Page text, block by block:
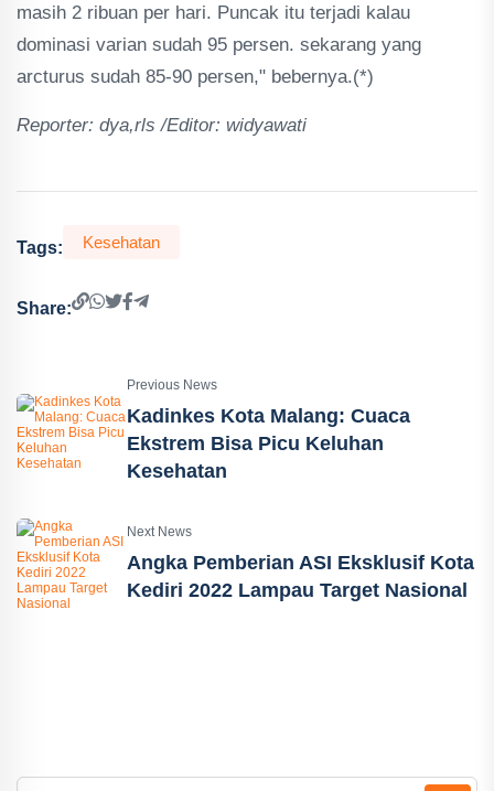
masih 2 ribuan per hari. Puncak itu terjadi kalau
dominasi varian sudah 95 persen. sekarang yang
arcturus sudah 85-90 persen," bebernya.(*)
Reporter: dya,rls /Editor: widyawati
Tags: Kesehatan
Share:
Previous News
Kadinkes Kota Malang: Cuaca
Ekstrem Bisa Picu Keluhan
Kesehatan
Next News
Angka Pemberian ASI Eksklusif Kota
Kediri 2022 Lampau Target Nasional